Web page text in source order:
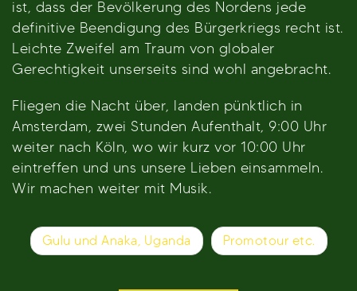
ist, dass der Bevölkerung des Nordens jede
definitive Beendigung des Bürgerkriegs recht ist.
Leichte Zweifel am Traum von globaler
Gerechtigkeit unserseits sind wohl angebracht.
Fliegen die Nacht über, landen pünktlich in
Amsterdam, zwei Stunden Aufenthalt, 9:00 Uhr
weiter nach Köln, wo wir kurz vor 10:00 Uhr
eintreffen und uns unsere Lieben einsammeln.
Wir machen weiter mit Musik.
Beitragsnavigation
Gulu und Anaka, Uganda Promotour etc.